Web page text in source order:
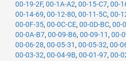
00-19-2F, 00-1A-A2, 00-15-C7, 00-
00-14-69, 00-12-80, 00-11-5C, 00-
00-0F-35, 00-0C-CE, 00-0D-BC, 00-
00-0A-B7, 00-09-B6, 00-09-11 , 00-
00-06-28, 00-05-31 , 00-05-32, 00-
00-03-32, 00-04-9B, 00-01-97, 00-